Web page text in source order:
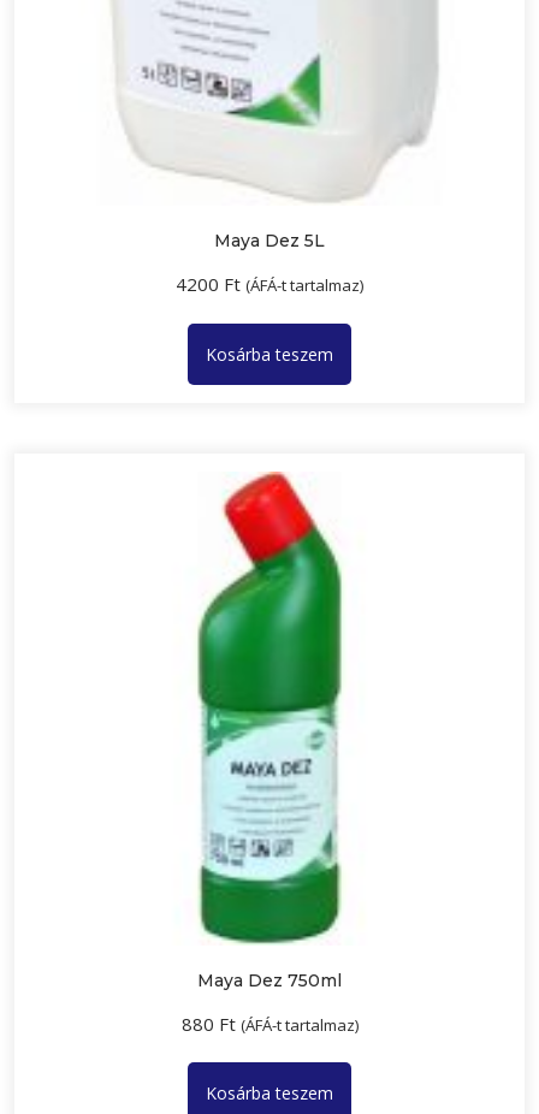
Maya Dez 5L
4200 Ft (ÁFÁ-t tartalmaz)
Kosárba teszem
Maya Dez 750ml
880 Ft (ÁFÁ-t tartalmaz)
Kosárba teszem